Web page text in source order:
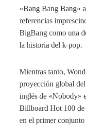
«Bang Bang Bang»
referencias
BigBang como una
la historia del k-pop.
Mientras tanto,
proyección global
inglés de «Nobody»
Billboard Hot 100 de
en el primer conjunto